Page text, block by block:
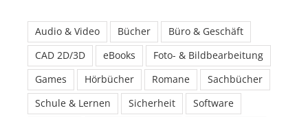
Audio & Video Bücher
Büro & Geschäft
CAD 2D/3D
eBooks
Foto- & Bildbearbeitung
Games
Hörbücher Romane
Sachbücher
Schule & Lernen
Sicherheit
Software